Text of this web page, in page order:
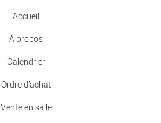
Accueil
À propos
Calendrier
Ordre d’achat
Vente en salle